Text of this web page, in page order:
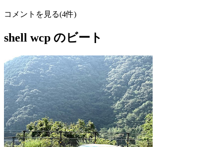
コメントを見る(4件)
shell wcp のビート